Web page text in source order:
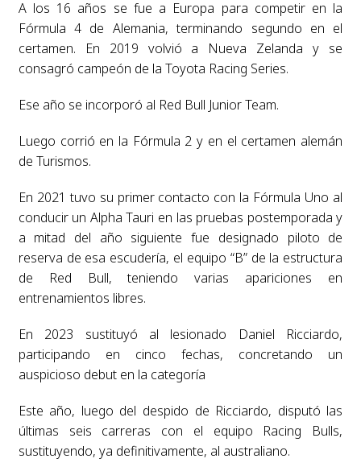
A los 16 años se fue a Europa para competir en la
Fórmula 4 de Alemania, terminando segundo en el
certamen. En 2019 volvió a Nueva Zelanda y se
consagró campeón de la Toyota Racing Series.
Ese año se incorporó al Red Bull Junior Team.
Luego corrió en la Fórmula 2 y en el certamen alemán
de Turismos.
En 2021 tuvo su primer contacto con la Fórmula Uno al
conducir un Alpha Tauri en las pruebas postemporada y
a mitad del año siguiente fue designado piloto de
reserva de esa escudería, el equipo “B” de la estructura
de Red Bull, teniendo varias apariciones en
entrenamientos libres.
En 2023 sustituyó al lesionado Daniel Ricciardo,
participando en cinco fechas, concretando un
auspicioso debut en la categoría
Este año, luego del despido de Ricciardo, disputó las
últimas seis carreras con el equipo Racing Bulls,
sustituyendo, ya definitivamente, al australiano.